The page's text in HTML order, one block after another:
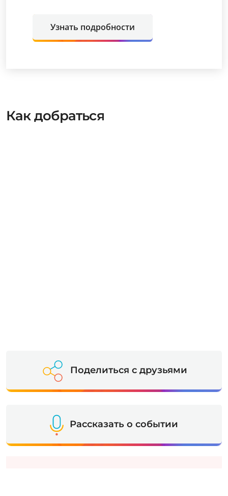
Узнать подробности
Как добраться
Поделиться с друзьями
Рассказать о событии